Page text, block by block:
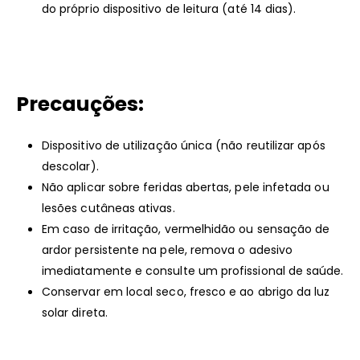
do próprio dispositivo de leitura (até 14 dias).
Precauções:
Dispositivo de utilização única (não reutilizar após
descolar).
Não aplicar sobre feridas abertas, pele infetada ou
lesões cutâneas ativas.
Em caso de irritação, vermelhidão ou sensação de
ardor persistente na pele, remova o adesivo
imediatamente e consulte um profissional de saúde.
Conservar em local seco, fresco e ao abrigo da luz
solar direta.